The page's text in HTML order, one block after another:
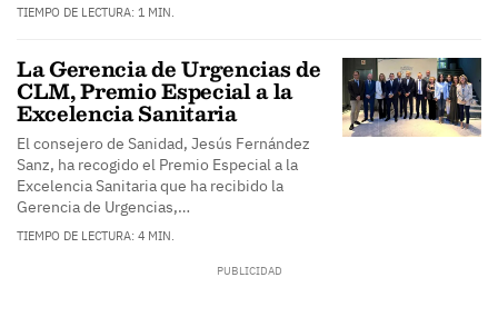
TIEMPO DE LECTURA: 1 MIN.
La Gerencia de Urgencias de
CLM, Premio Especial a la
Excelencia Sanitaria
El consejero de Sanidad, Jesús Fernández
Sanz, ha recogido el Premio Especial a la
Excelencia Sanitaria que ha recibido la
Gerencia de Urgencias,…
TIEMPO DE LECTURA: 4 MIN.